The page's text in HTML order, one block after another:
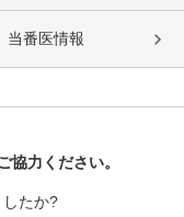
当番医情報
協力ください。
たか?